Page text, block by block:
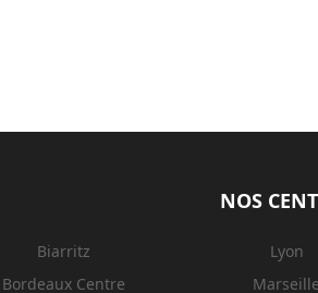
NOS
Biarritz
Bordeaux Centre
Lyon
Marseille